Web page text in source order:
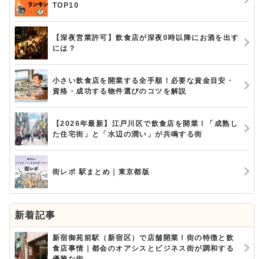
TOP10
【深夜営業許可】飲食店が深夜0時以降にお酒を出す
には？
小さい飲食店を開業する全手順！必要な資金目安・
資格・成功する物件選びのコツを解説
【2026年最新】江戸川区で飲食店を開業！「成熟し
た住宅街」と「水辺の潤い」が共鳴する街
街レポ 駅まとめ｜東京都版
新着記事
新宿御苑前駅（新宿区）で店舗開業！街の特徴と飲
食店事情｜都会のオアシスとビジネス街が調和する